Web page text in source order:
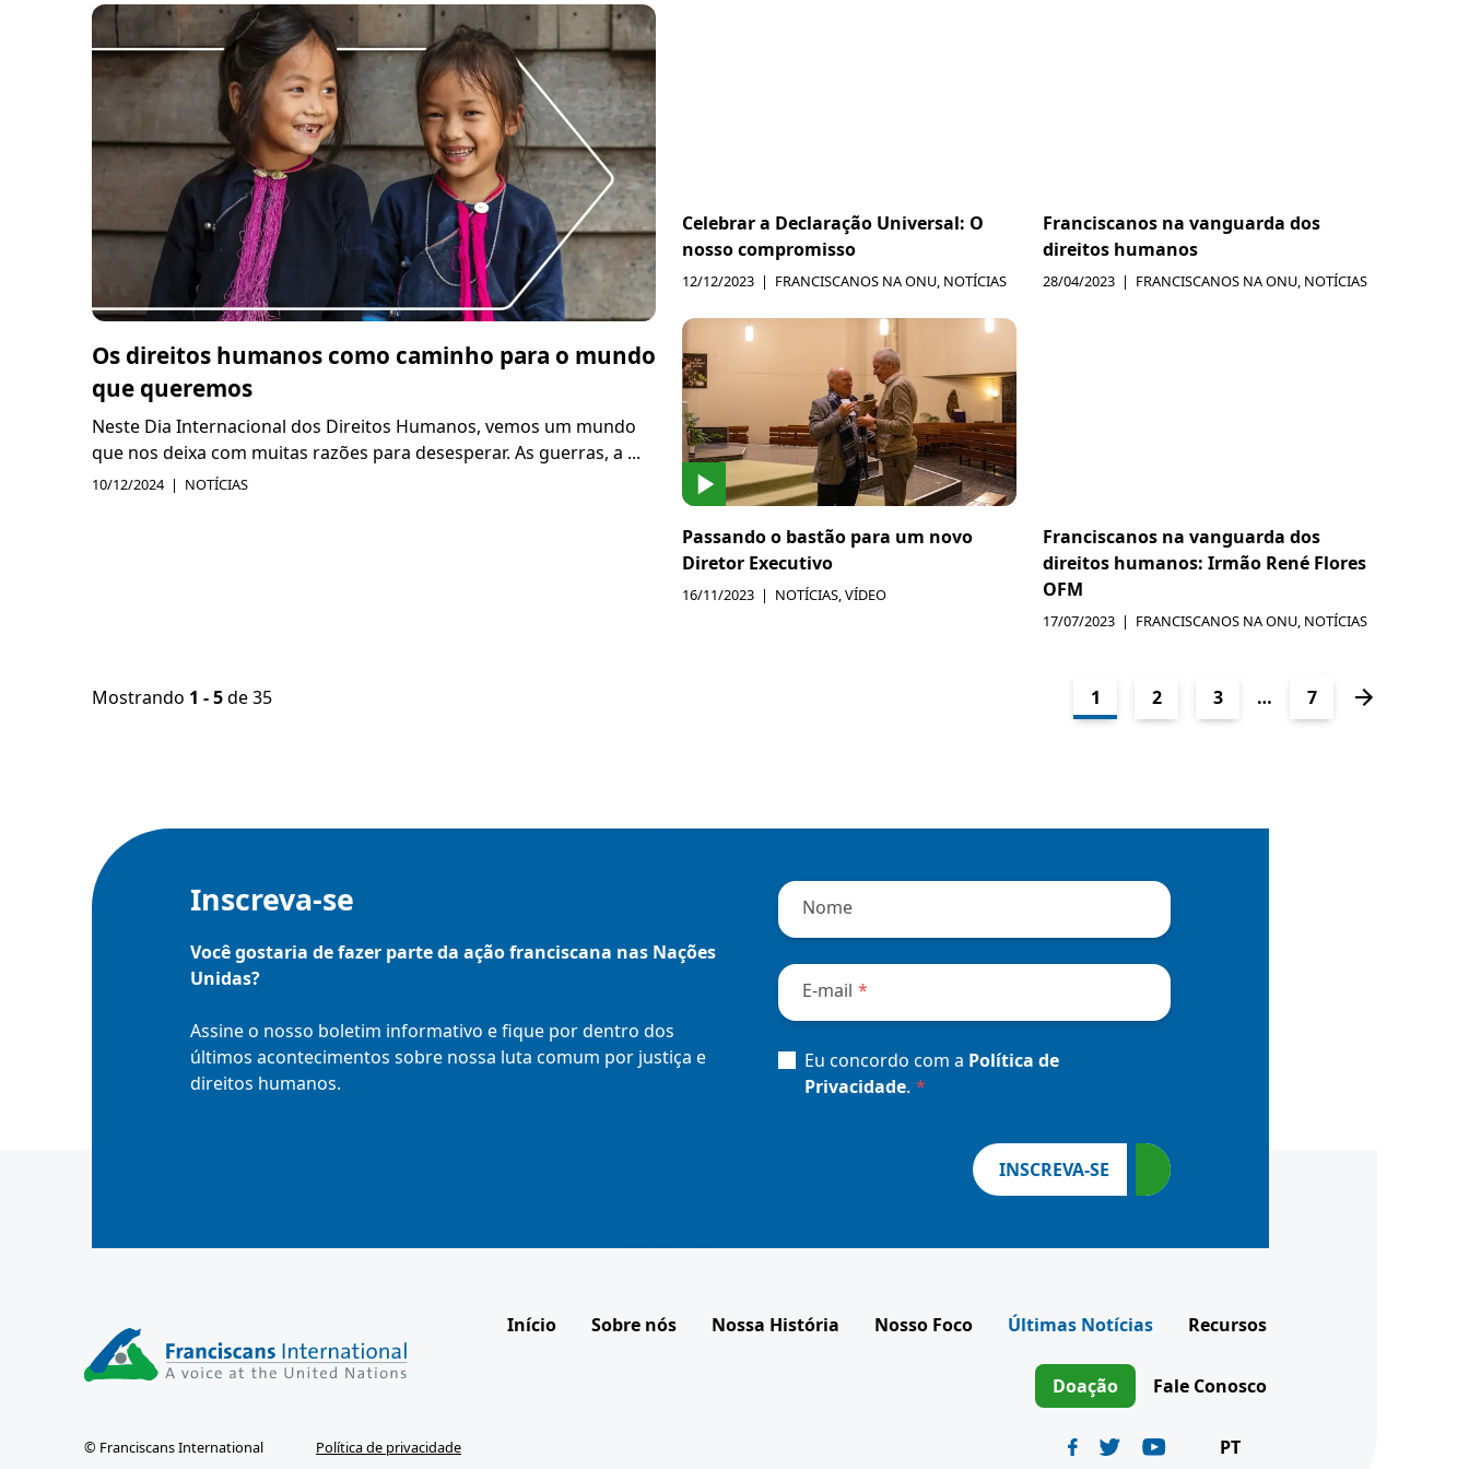
Os direitos humanos como caminho para o mundo
que queremos
Neste Dia Internacional dos Direitos Humanos, vemos um mundo
que nos deixa com muitas razões para desesperar. As guerras, a ...
10/12/2024 NOTÍCIAS
Celebrar a Declaração Universal: O
nosso compromisso
12/12/2023 FRANCISCANOS NA ONU, NOTÍCIAS
Franciscanos na vanguarda dos
direitos humanos
28/04/2023 FRANCISCANOS NA ONU, NOTÍCIAS
Passando o bastão para um novo
Diretor Executivo
16/11/2023 NOTÍCIAS,VÍDEO
Franciscanos na vanguarda dos
direitos humanos: Irmão René Flores
OFM
17/07/2023 FRANCISCANOS NA ONU, NOTÍCIAS
Mostrando 1 - 5de 35 1 2 3 … 7
Inscreva-se
Você gostaria de fazer parte da ação franciscana nas Nações
Unidas?
Assine o nosso boletim informativo e fique por dentro dos
últimos acontecimentos sobre nossa luta comum por justiça e
direitos humanos.
" *"
indica
campos
obrigatórios
Nome
E-mail *
Consent *
Eu concordo com a Política de
Privacidade. *
INSCREVA-SE
Início Sobre nós Nossa História Nosso Foco Últimas Notícias Recursos
Doação Fale Conosco
© Franciscans International Política de privacidade PT